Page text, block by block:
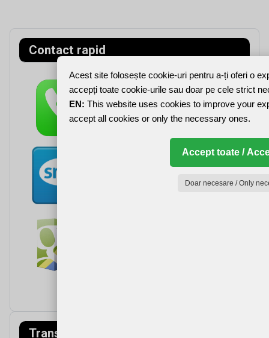
Contact rapid
Transfagarasa
Acest site folosește cookie-uri pentru a-ți oferi o
accepți toate cookie-urile sau doar pe cele strict
EN: This website uses cookies to improve your
accept all cookies or only the necessary ones.
Accept toate /
Doar necesare / Only